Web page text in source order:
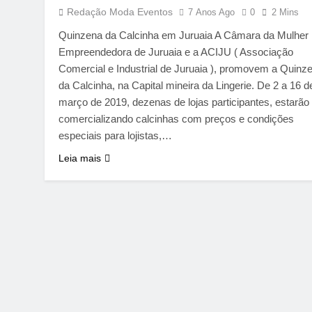
Redação Moda Eventos 7 Anos Ago 0 2 Mins
Quinzena da Calcinha em Juruaia A Câmara da Mulher
Empreendedora de Juruaia e a ACIJU ( Associação
Comercial e Industrial de Juruaia ), promovem a
da Calcinha, na Capital mineira da Lingerie. De 2 a 16
março de 2019, dezenas de lojas participantes, estarão
comercializando calcinhas com preços e condições
especiais para lojistas,…
Leia mais